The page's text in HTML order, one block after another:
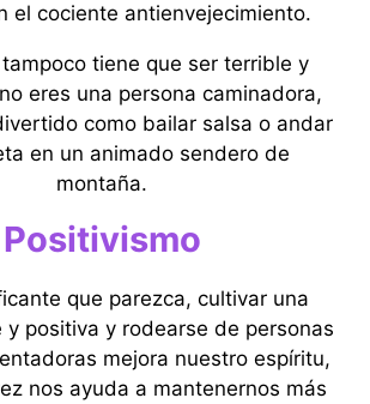
el cociente antienvejecimiento.
tiene que ser terrible y
eres una persona caminadora,
como bailar salsa o andar
en un animado sendero de
montaña.
Positivismo
que parezca, cultivar una
y positiva y rodearse de personas
mejora nuestro espíritu,
nos ayuda a mantenernos más